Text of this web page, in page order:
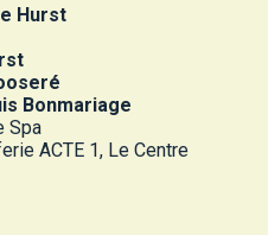
Hurst
Bonmariage
Spa
ACTE 1, Le Centre